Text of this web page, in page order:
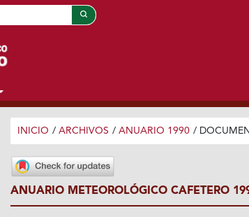
INICIO / ARCHIVOS / ANUARIO 1990 /
ANUARIO METEOROLÓGICO CAFETERO